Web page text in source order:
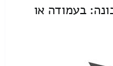
בעמודה או